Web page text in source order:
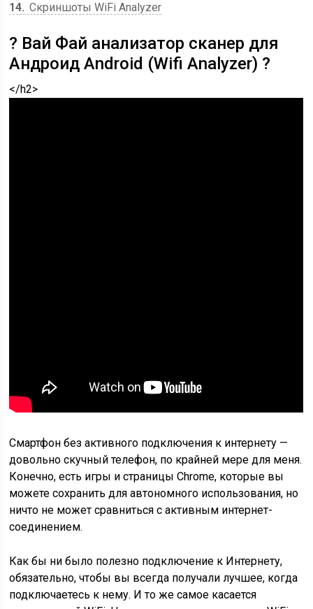
14 Скриншоты WiFi Analyzer
? Вай Фай анализатор сканер для
Андроид Android (Wifi Analyzer) ?
</h2>
Смартфон без активного подключения к интернету —
довольно скучный телефон, по крайней мере для меня.
Конечно, есть игры и страницы Chrome, которые вы
можете сохранить для автономного использования, но
ничто не может сравниться с активным интернет-
соединением.
Как бы ни было полезно подключение к Интернету,
обязательно, чтобы вы всегда получали лучшее, когда
подключаетесь к нему. И то же самое касается